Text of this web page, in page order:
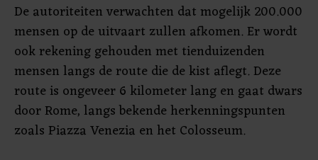
De autoriteiten verwachten dat mogelijk 200.000
mensen op de uitvaart zullen afkomen. Er wordt
ook rekening gehouden met tienduizenden
mensen langs de route die de kist aflegt. Deze
route is ongeveer 6 kilometer lang en gaat dwars
door Rome, langs bekende herkenningspunten
zoals Piazza Venezia en het Colosseum.